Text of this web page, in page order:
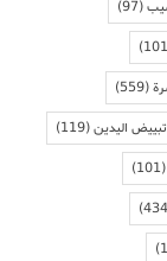
(97)
(559)
تبييض اليدين(119)
(101)